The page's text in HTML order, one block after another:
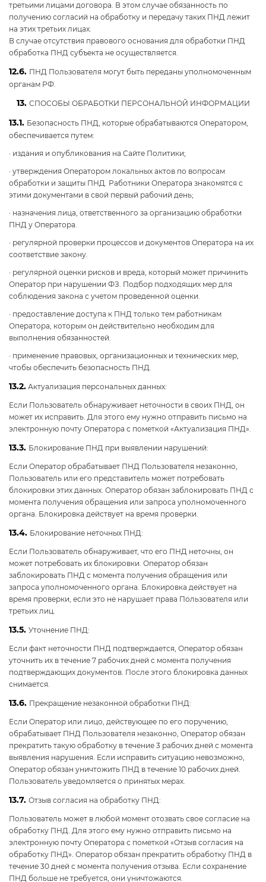
третьими лицами договора. В этом случае обязанность по
получению согласий на обработку и передачу таких ПНД лежит
на этих третьих лицах.
В случае отсутствия правового основания для обработки ПНД
обработка ПНД субъекта не осуществляется.
12.6. ПНД Пользователя могут быть переданы уполномоченным
органам РФ.
13. СПОСОБЫ ОБРАБОТКИ ПЕРСОНАЛЬНОЙ ИНФОРМАЦИИ
13.1. Безопасность ПНД, которые обрабатываются Оператором,
обеспечивается путем:
· издания и опубликования на Сайте Политики;
· утверждения Оператором локальных актов по вопросам
обработки и защиты ПНД. Работники Оператора знакомятся с
этими документами в свой первый рабочий день;
· назначения лица, ответственного за организацию обработки
ПНД у Оператора.
· регулярной проверки процессов и документов Оператора на их
соответствие закону.
· регулярной оценки рисков и вреда, который может причинить
Оператор при нарушении ФЗ. Подбор подходящих мер для
соблюдения закона с учетом проведенной оценки.
· предоставление доступа к ПНД только тем работникам
Оператора, которым он действительно необходим для
выполнения обязанностей.
· применение правовых, организационных и технических мер,
чтобы обеспечить безопасность ПНД.
13.2. Актуализация персональных данных:
Если Пользователь обнаруживает неточности в своих ПНД, он
может их исправить. Для этого ему нужно отправить письмо на
электронную почту Оператора с пометкой «Актуализация ПНД».
13.3. Блокирование ПНД при выявлении нарушений:
Если Оператор обрабатывает ПНД Пользователя незаконно,
Пользователь или его представитель может потребовать
блокировки этих данных. Оператор обязан заблокировать ПНД с
момента получения обращения или запроса уполномоченного
органа. Блокировка действует на время проверки.
13.4. Блокирование неточных ПНД:
Если Пользователь обнаруживает, что его ПНД неточны, он
может потребовать их блокировки. Оператор обязан
заблокировать ПНД с момента получения обращения или
запроса уполномоченного органа. Блокировка действует на
время проверки, если это не нарушает права Пользователя или
третьих лиц.
13.5. Уточнение ПНД:
Если факт неточности ПНД подтверждается, Оператор обязан
уточнить их в течение 7 рабочих дней с момента получения
подтверждающих документов. После этого блокировка данных
снимается.
13.6. Прекращение незаконной обработки ПНД:
Если Оператор или лицо, действующее по его поручению,
обрабатывает ПНД Пользователя незаконно, Оператор обязан
прекратить такую обработку в течение 3 рабочих дней с момента
выявления нарушения. Если исправить ситуацию невозможно,
Оператор обязан уничтожить ПНД в течение 10 рабочих дней.
Пользователь уведомляется о принятых мерах.
13.7. Отзыв согласия на обработку ПНД:
Пользователь может в любой момент отозвать свое согласие на
обработку ПНД. Для этого ему нужно отправить письмо на
электронную почту Оператора с пометкой «Отзыв согласия на
обработку ПНД». Оператор обязан прекратить обработку ПНД в
течение 30 дней с момента получения отзыва. Если сохранение
ПНД больше не требуется, они уничтожаются.